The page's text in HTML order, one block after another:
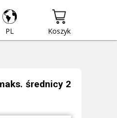
PL Koszyk
średnicy 2